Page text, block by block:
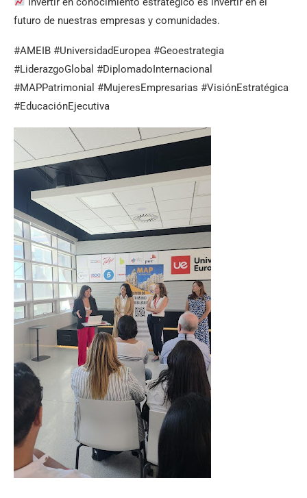
futuro de nuestras empresas y comunidades.
#AMEIB #UniversidadEuropea #Geoestrategia
#LiderazgoGlobal #DiplomadoInternacional
#MAPPatrimonial #MujeresEmpresarias #VisiónEstratégica
#EducaciónEjecutiva